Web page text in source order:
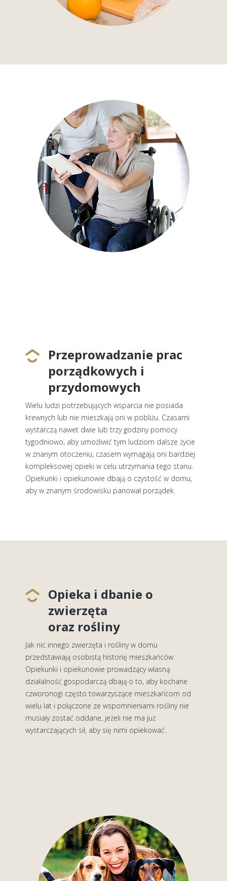
Przeprowadzanie prac
porządkowych i
przydomowych
Wielu ludzi potrzebujących wsparcia nie posiada
krewnych lub nie mieszkają oni w pobliżu. Czasami
wystarczą nawet dwie lub trzy godziny pomocy
tygodniowo, aby umożliwić tym ludziom dalsze życie
w znanym otoczeniu, czasem wymagają oni bardziej
kompleksowej opieki w celu utrzymania tego stanu.
Opiekunki i opiekunowie dbają o czystość w domu,
aby w znanym środowisku panował porządek.
Opieka i dbanie o
zwierzęta
oraz rośliny
Jak nic innego zwierzęta i rośliny w domu
przedstawiają osobistą historię mieszkańców.
Opiekunki i opiekunowie prowadzący własną
działalność gospodarczą dbają o to, aby kochane
czworonogi często towarzyszące mieszkańcom od
wielu lat i połączone ze wspomnieniami rośliny nie
musiały zostać oddane, jeżeli nie ma już
wystarczających sił, aby się nimi opiekować.